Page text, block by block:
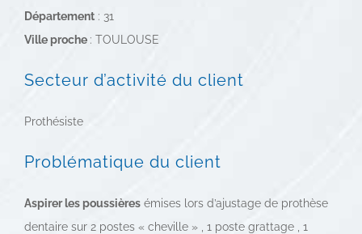
Département : 31
Ville proche : TOULOUSE
Secteur d’activité du client
Prothésiste
Problématique du client
Aspirer les poussières émises lors d’ajustage de prothèse
dentaire sur 2 postes « cheville » , 1 poste grattage , 1